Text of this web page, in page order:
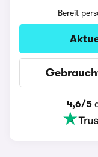
Bereit
4,6/5